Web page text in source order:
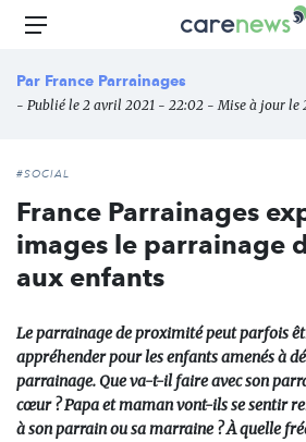
Aller
principal
Carenews,
des
Menu
Par France Parrainages
- Publié le 2 avril 2021 - 22:02 - Mise à jour le
#SOCIAL
France Parrainages
images le parrainage
aux enfants
Le parrainage de proximité peut parfois
appréhender pour les enfants amenés à
parrainage. Que va-t-il faire avec son
cœur ? Papa et maman vont-ils se sentir
à son parrain ou sa marraine ? À quelle